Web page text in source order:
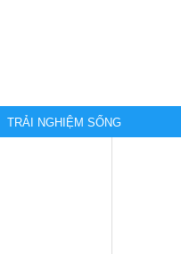
TRẢI NGHIỆM SỐNG